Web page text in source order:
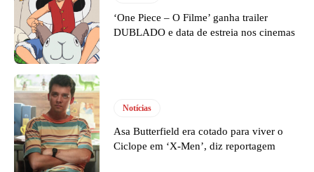
‘One Piece – O Filme’ ganha trailer
DUBLADO e data de estreia nos cinemas
Notícias
Asa Butterfield era cotado para viver o
Ciclope em ‘X-Men’, diz reportagem